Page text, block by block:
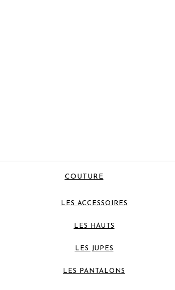
COUTURE
LES ACCESSOIRES
LES HAUTS
LES JUPES
LES PANTALONS